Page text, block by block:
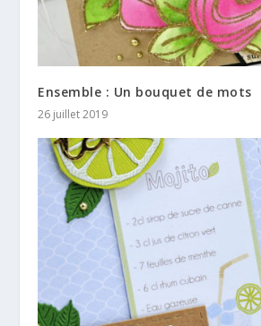
Ensemble : Un bouquet de mots
26 juillet 2019